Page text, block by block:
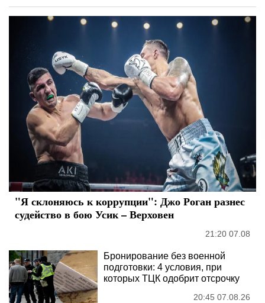
"Я склоняюсь к коррупции": Джо Роган разнес
судейство в бою Усик – Верховен
21:20 07.08
Бронирование без военной
подготовки: 4 условия, при
которых ТЦК одобрит отсрочку
20:45 07.08.26